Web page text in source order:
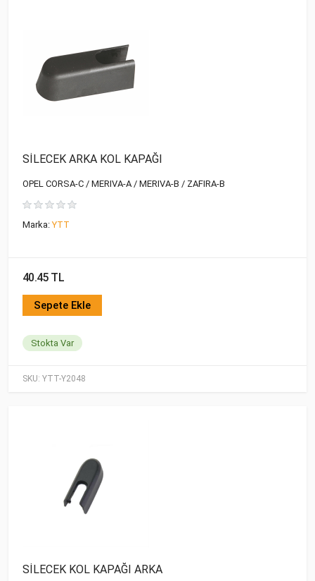
SKU: YTT-Y2048
SİLECEK ARKA KOL KAPAĞI
OPEL CORSA-C / MERIVA-A / MERIVA-B / ZAFIRA-B
Marka:YTT
40.45 TL
Sepete Ekle
Stokta Var
SİLECEK KOL KAPAĞI ARKA